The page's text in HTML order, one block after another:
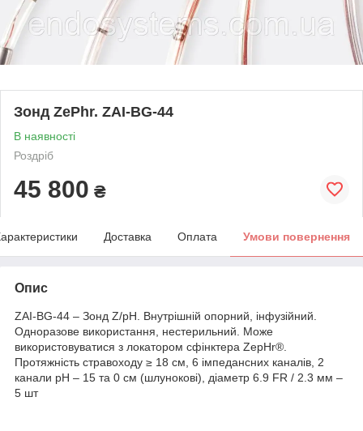
Зонд ZePhr. ZAI-BG-44
В наявності
Роздріб
45 800 ₴
Доставка Оплата Умови повернення
Опис
ZAI-BG-44 – Зонд Z/pH. Внутрішній опорний, інфузійний.
Одноразове використання, нестерильний. Може
використовуватися з локатором сфінктера ZepHr®.
Протяжність стравоходу ≥ 18 см, 6 імпедансних каналів, 2
канали pH – 15 та 0 см (шлунокові), діаметр 6.9 FR / 2.3 мм –
5 шт